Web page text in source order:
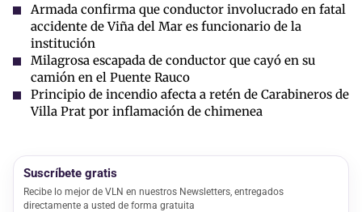
Armada confirma que conductor involucrado en fatal
accidente de Viña del Mar es funcionario de la
institución
Milagrosa escapada de conductor que cayó en su
camión en el Puente Rauco
Principio de incendio afecta a retén de Carabineros de
Villa Prat por inflamación de chimenea
Suscríbete gratis
Recibe lo mejor de VLN en nuestros Newsletters, entregados
directamente a usted de forma gratuita